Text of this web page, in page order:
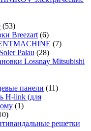
(53)
Breezart (6)
(7)
Palau (28)
Lossnay Mitsubishi
панели (11)
H-link (для
(1)
решетки